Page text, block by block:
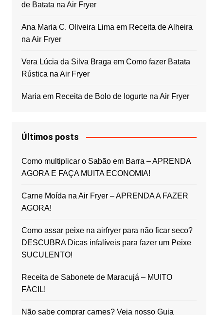
de Batata na Air Fryer
Ana Maria C. Oliveira Lima em Receita de Alheira
na Air Fryer
Vera Lúcia da Silva Braga em Como fazer Batata
Rústica na Air Fryer
Maria em Receita de Bolo de Iogurte na Air Fryer
Últimos posts
Como multiplicar o Sabão em Barra – APRENDA
AGORA E FAÇA MUITA ECONOMIA!
Carne Moída na Air Fryer – APRENDA A FAZER
AGORA!
Como assar peixe na airfryer para não ficar seco?
DESCUBRA Dicas infalíveis para fazer um Peixe
SUCULENTO!
Receita de Sabonete de Maracujá – MUITO
FÁCIL!
Não sabe comprar carnes? Veja nosso Guia